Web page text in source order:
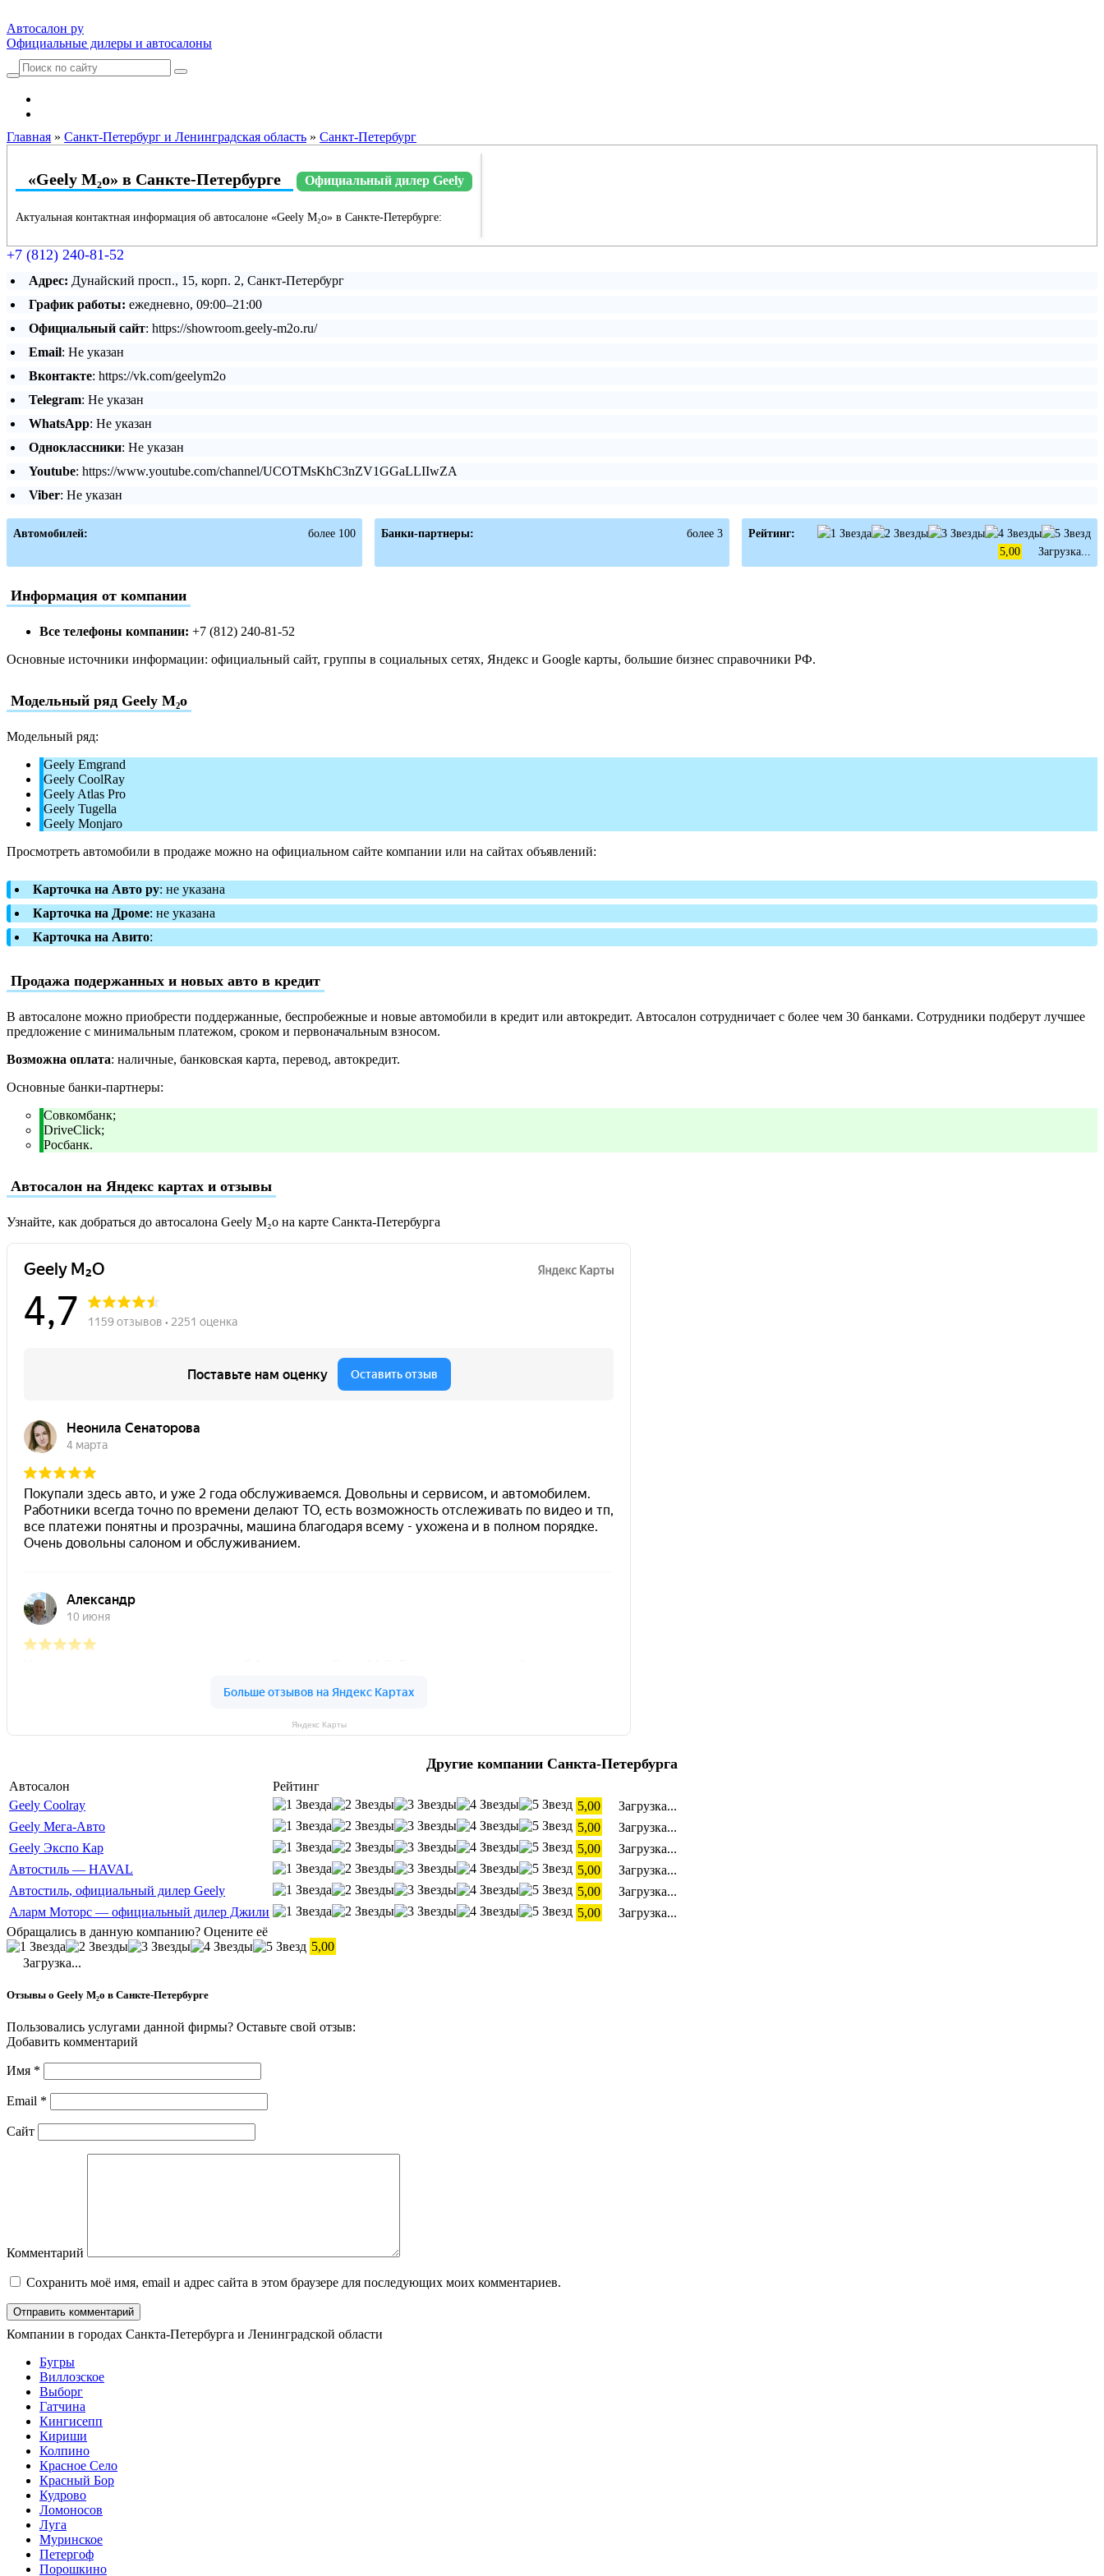
Автосалон ру
Официальные дилеры и автосалоны
Главная » Санкт-Петербург и Ленинградская область » Санкт-Петербург
«Geely М₂о» в Санкте-Петербурге Официальный дилер Geely
Актуальная контактная информация об автосалоне «Geely М₂о» в Санкте-Петербурге:
+7 (812) 240-81-52
Адрес: Дунайский просп., 15, корп. 2, Санкт-Петербург
График работы: ежедневно, 09:00–21:00
Официальный сайт: https://showroom.geely-m2o.ru/
Email: Не указан
Вконтакте: https://vk.com/geelym2o
Telegram: Не указан
WhatsApp: Не указан
Одноклассники: Не указан
Youtube: https://www.youtube.com/channel/UCOTMsKhC3nZV1GGaLLIIwZA
Viber: Не указан
Автомобилей: более 100 Банки-партнеры: более 3
Рейтинг:
5,00
Загрузка...
Информация от компании
Все телефоны компании: +7 (812) 240-81-52
Основные источники информации: официальный сайт, группы в социальных сетях, Яндекс и Google карты, большие бизнес справочники РФ.
Модельный ряд Geely М₂о
Модельный ряд:
Geely Emgrand
Geely CoolRay
Geely Atlas Pro
Geely Tugella
Geely Monjaro
Просмотреть автомобили в продаже можно на официальном сайте компании или на сайтах объявлений:
Карточка на Авто ру: не указана
Карточка на Дроме: не указана
Карточка на Авито:
Продажа подержанных и новых авто в кредит
В автосалоне можно приобрести поддержанные, беспробежные и новые автомобили в кредит или автокредит. Автосалон сотрудничает с более чем 30 банками. Сотрудники подберут лучшее
предложение с минимальным платежом, сроком и первоначальным взносом.
Возможна оплата: наличные, банковская карта, перевод, автокредит.
Основные банки-партнеры:
Совкомбанк;
DriveClick;
Росбанк.
Автосалон на Яндекс картах и отзывы
Узнайте, как добраться до автосалона Geely М₂о на карте Санкта-Петербурга
Яндекс Карты
Другие компании Санкта-Петербурга
Автосалон
Рейтинг
Geely Coolray
5,00
Загрузка...
Geely Мега-Авто
5,00
Загрузка...
Geely Экспо Кар
5,00
Загрузка...
Автостиль — HAVAL
5,00
Загрузка...
Автостиль, официальный дилер Geely
5,00
Загрузка...
Аларм Моторс — официальный дилер Джили
5,00
Загрузка...
Обращались в данную компанию? Оцените её
5,00
Загрузка...
Отзывы о Geely М₂о в Санкте-Петербурге
Пользовались услугами данной фирмы? Оставьте свой отзыв:
Добавить комментарий
Имя *
Email *
Сайт
Комментарий
Сохранить моё имя, email и адрес сайта в этом браузере для последующих моих комментариев.
Компании в городах Санкта-Петербурга и Ленинградской области
Бугры
Виллозское
Выборг
Гатчина
Кингисепп
Кириши
Колпино
Красное Село
Красный Бор
Кудрово
Ломоносов
Луга
Муринское
Петергоф
Порошкино